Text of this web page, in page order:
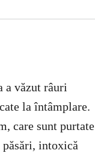
a văzut râuri
la întâmplare.
care sunt purtate
păsări, intoxică